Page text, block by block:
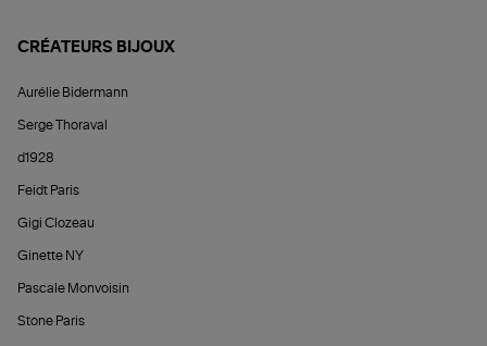
CRÉATEURS BIJOUX
Aurélie Bidermann
Serge Thoraval
d1928
Feidt Paris
Gigi Clozeau
Ginette NY
Pascale Monvoisin
Stone Paris